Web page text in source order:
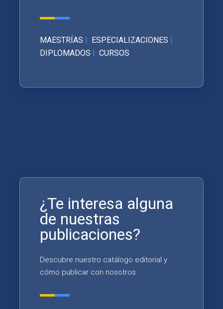
MAESTRÍAS | ESPECIALIZACIONES |
DIPLOMADOS | CURSOS
¿Te interesa alguna
de nuestras
publicaciones?
Descubre nuestro catálogo editorial y
cómo publicar con nosotros.